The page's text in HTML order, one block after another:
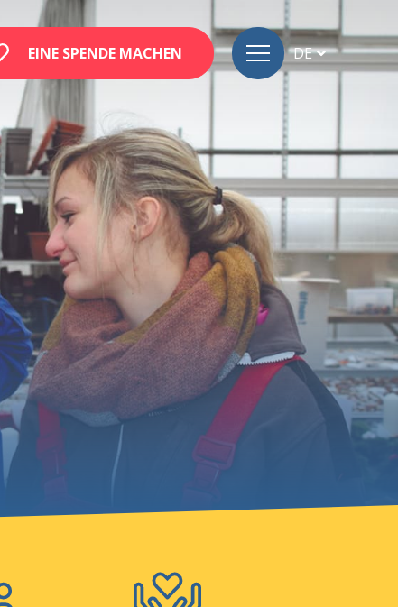
EINE SPENDE MACHEN DE